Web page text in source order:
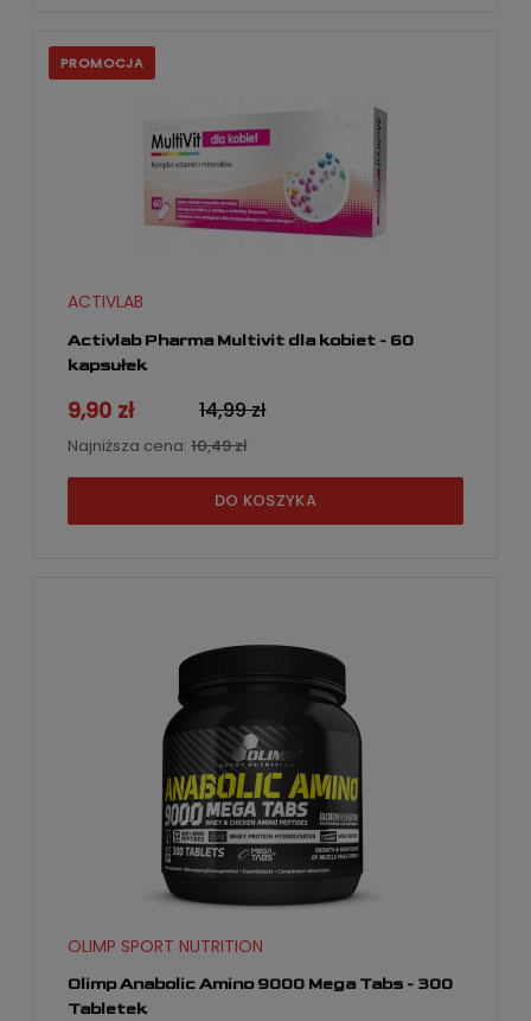
Activlab Pharma Multivit dla kobiet - 60
kapsułek
ACTIVLAB
9,90 zł 14,99 zł
Najniższa cena: 10,49 zł
DO KOSZYKA
PROMOCJA
Olimp Anabolic Amino 9000 Mega Tabs - 300
Tabletek
OLIMP SPORT NUTRITION